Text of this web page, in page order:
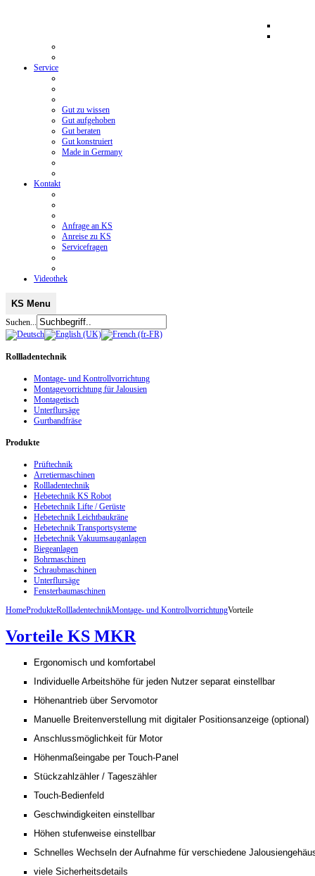
Service
Gut zu wissen
Gut aufgehoben
Gut beraten
Gut konstruiert
Made in Germany
Kontakt
Anfrage an KS
Anreise zu KS
Servicefragen
Videothek
KS Menu
Suchen...
Rollladentechnik
Montage- und Kontrollvorrichtung
Montagevorrichtung für Jalousien
Montagetisch
Unterflursäge
Gurtbandfräse
Produkte
Prüftechnik
Arretiermaschinen
Rollladentechnik
Hebetechnik KS Robot
Hebetechnik Lifte / Gerüste
Hebetechnik Leichtbaukräne
Hebetechnik Transportsysteme
Hebetechnik Vakuumsauganlagen
Biegeanlagen
Bohrmaschinen
Schraubmaschinen
Unterflursäge
Fensterbaumaschinen
HomeProdukteRollladentechnikMontage- und KontrollvorrichtungVorteile
Vorteile KS MKR
Ergonomisch und komfortabel
Individuelle Arbeitshöhe für jeden Nutzer separat einstellbar
Höhenantrieb über Servomotor
Manuelle Breitenverstellung mit digitaler Positionsanzeige (optional)
Anschlussmöglichkeit für Motor
Höhenmaßeingabe per Touch-Panel
Stückzahlzähler / Tageszähler
Touch-Bedienfeld
Geschwindigkeiten einstellbar
Höhen stufenweise einstellbar
Schnelles Wechseln der Aufnahme für verschiedene
viele Sicherheitsdetails